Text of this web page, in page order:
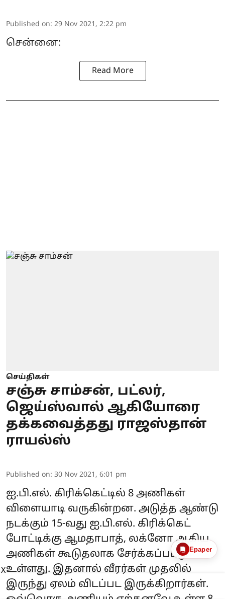
Published on: 29 Nov 2021, 2:22 pm
சென்னை:
Read More
செய்திகள்
சஞ்சு சாம்சன், பட்லர்,
ஜெய்ஸ்வால் ஆகியோரை
தக்கவைத்தது ராஜஸ்தான்
ராயல்ஸ்
Published on: 30 Nov 2021, 6:01 pm
ஐ.பி.எல். கிரிக்கெட்டில் 8 அணிகள்
விளையாடி வருகின்றன. அடுத்த ஆண்டு
நடக்கும் 15-வது ஐ.பி.எல். கிரிக்கெட்
போட்டிக்கு ஆமதாபாத், லக்னோ ஆகிய
அணிகள் கூடுதலாக சேர்க்கப்பட்டு
உள்ளது. இதனால் வீரர்கள் முதலில்
இருந்து ஏலம் விடப்பட இருக்கிறார்கள்.
Epaper
X